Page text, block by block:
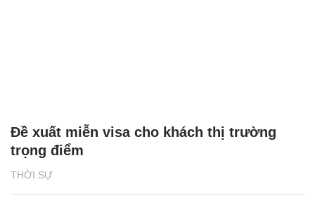
THỜI SỰ
Đề xuất miễn visa cho khách thị trường
trọng điểm